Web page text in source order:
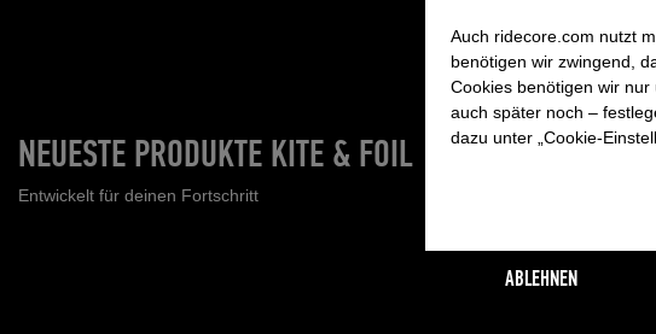
NEUESTE PRODUKTE KITE & FOIL
Entwickelt für deinen Fortschritt
Auch ridecore.com nutzt
benötigen wir zwingend,
Cookies benötigen wir
auch später noch –
dazu unter „Cookie-
ABLEHNEN